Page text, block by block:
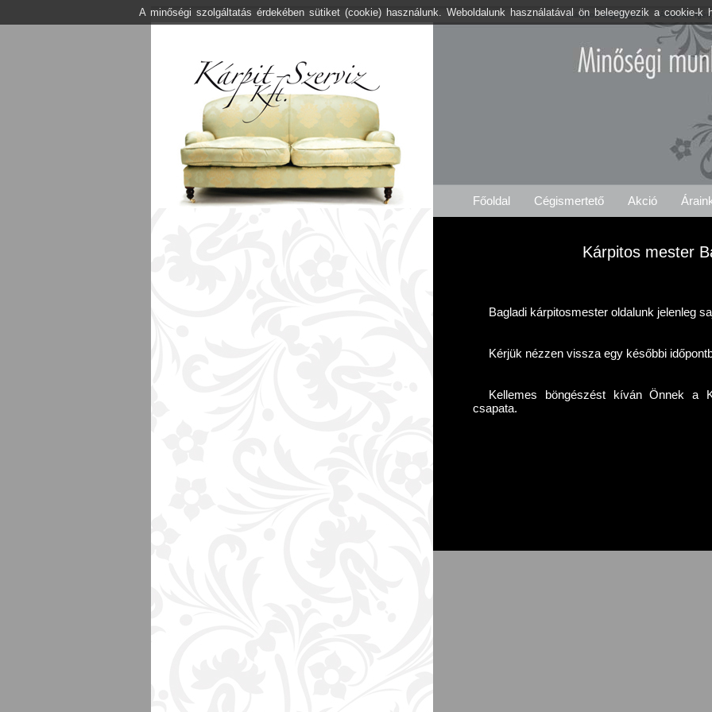
Kárpitos .org Baglad Árajánlat
Főoldal Cégismertető Akció
Kárpitos mester
Bagladi kárpitosmester oldalunk jelenleg
Kérjük nézzen vissza egy későbbi
Kellemes böngészést kíván Önnek a
csapata.
A minőségi szolgáltatás érdekében sütiket (cookie) használunk. Weboldalunk használatával ön beleegyezik a cookie-k